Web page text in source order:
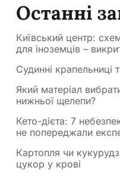
Останні
Київський центр:
для іноземців –
Судинні крапельниці
Який матеріал
нижньої щелепи?
Кето-дієта: 7
не попереджали
Картопля чи
цукор у крові